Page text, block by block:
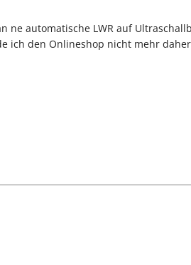
ne automatische LWR auf
ich den Onlineshop nicht mehr